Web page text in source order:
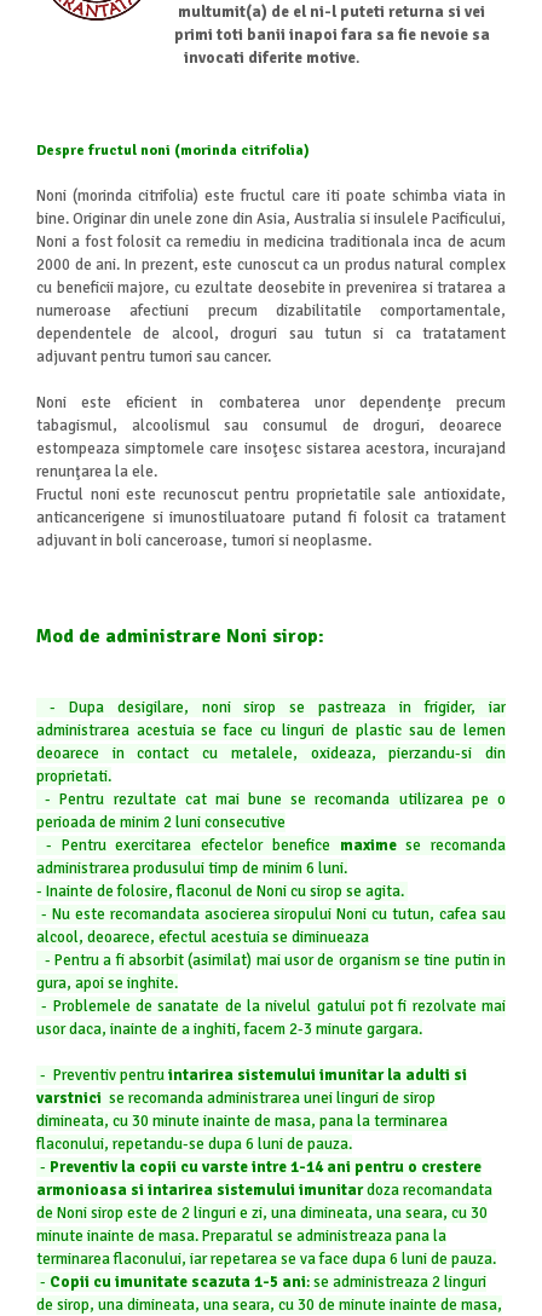
multumit(a) de el ni-l puteti returna si vei
primi toti banii inapoi fara sa fie nevoie sa
invocati diferite motive.
Despre fructul noni (morinda citrifolia)
Noni (morinda citrifolia) este fructul care iti poate schimba viata in
bine. Originar din unele zone din Asia, Australia si insulele Pacificului,
Noni a fost folosit ca remediu in medicina traditionala inca de acum
2000 de ani. In prezent, este cunoscut ca un produs natural complex
cu beneficii majore, cu ezultate deosebite in prevenirea si tratarea a
numeroase afectiuni precum dizabilitatile comportamentale,
dependentele de alcool, droguri sau tutun si ca tratatament
adjuvant pentru tumori sau cancer.
Noni este eficient in combaterea unor dependenţe precum
tabagismul, alcoolismul sau consumul de droguri, deoarece
estompeaza simptomele care insoţesc sistarea acestora, incurajand
renun­ţarea la ele.
Fructul noni este recunoscut pentru proprietatile sale antioxidate,
anticancerigene si imunostiluatoare putand fi folosit ca tratament
adjuvant in boli canceroase, tumori si neoplasme.
Mod de administrare Noni sirop:
- Dupa desigilare, noni sirop se pastreaza in frigider, iar
administrarea acestuia se face cu linguri de plastic sau de lemen
deoarece in contact cu metalele, oxideaza, pierzandu-si din
proprietati.
- Pentru rezultate cat mai bune se recomanda utilizarea pe o
perioada de minim 2 luni consecutive
- Pentru exercitarea efectelor benefice maximese recomanda
administrarea produsului timp de minim 6 luni.
- Inainte de folosire, flaconul de Noni cu sirop se agita.
- Nu este recomandata asocierea siropului Noni cu tutun, cafea sau
alcool, deoarece, efectul acestuia se diminueaza
- Pentru a fi absorbit (asimilat) mai usor de organism se tine putin in
gura, apoi se inghite.
- Problemele de sanatate de la nivelul gatului pot fi rezolvate mai
usor daca, inainte de a inghiti, facem 2-3 minute gargara.
- Preventiv pentruintarirea sistemului imunitar la adulti si
varstnici se recomanda administrarea unei linguri de sirop
dimineata, cu 30 minute inainte de masa, pana la terminarea
flaconului, repetandu-se dupa 6 luni de pauza.
- Preventiv la copii cu varste intre 1-14 ani pentru o crestere
armonioasa si intarirea sistemului imunitardoza recomandata
de Noni sirop este de 2 linguri e zi, una dimineata, una seara, cu 30
minute inainte de masa. Preparatul se administreaza pana la
terminarea flaconului, iar repetarea se va face dupa 6 luni de pauza.
- Copii cu imunitate scazuta 1-5 ani: se administreaza 2 linguri
de sirop, una dimineata, una seara, cu 30 de minute inainte de masa,